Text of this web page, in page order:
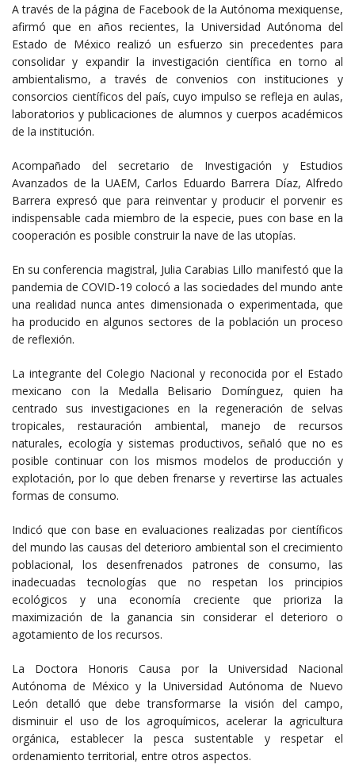
A través de la página de Facebook de la Autónoma mexiquense,
afirmó que en años recientes, la Universidad Autónoma del
Estado de México realizó un esfuerzo sin precedentes para
consolidar y expandir la investigación científica en torno al
ambientalismo, a través de convenios con instituciones y
consorcios científicos del país, cuyo impulso se refleja en aulas,
laboratorios y publicaciones de alumnos y cuerpos académicos
de la institución.
Acompañado del secretario de Investigación y Estudios
Avanzados de la UAEM, Carlos Eduardo Barrera Díaz, Alfredo
Barrera expresó que para reinventar y producir el porvenir es
indispensable cada miembro de la especie, pues con base en la
cooperación es posible construir la nave de las utopías.
En su conferencia magistral, Julia Carabias Lillo manifestó que la
pandemia de COVID-19 colocó a las sociedades del mundo ante
una realidad nunca antes dimensionada o experimentada, que
ha producido en algunos sectores de la población un proceso
de reflexión.
La integrante del Colegio Nacional y reconocida por el Estado
mexicano con la Medalla Belisario Domínguez, quien ha
centrado sus investigaciones en la regeneración de selvas
tropicales, restauración ambiental, manejo de recursos
naturales, ecología y sistemas productivos, señaló que no es
posible continuar con los mismos modelos de producción y
explotación, por lo que deben frenarse y revertirse las actuales
formas de consumo.
Indicó que con base en evaluaciones realizadas por científicos
del mundo las causas del deterioro ambiental son el crecimiento
poblacional, los desenfrenados patrones de consumo, las
inadecuadas tecnologías que no respetan los principios
ecológicos y una economía creciente que prioriza la
maximización de la ganancia sin considerar el deterioro o
agotamiento de los recursos.
La Doctora Honoris Causa por la Universidad Nacional
Autónoma de México y la Universidad Autónoma de Nuevo
León detalló que debe transformarse la visión del campo,
disminuir el uso de los agroquímicos, acelerar la agricultura
orgánica, establecer la pesca sustentable y respetar el
ordenamiento territorial, entre otros aspectos.